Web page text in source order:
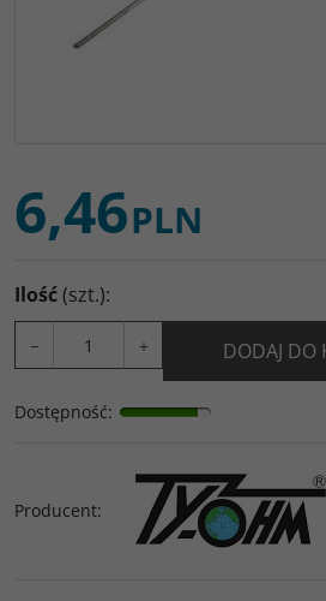
6,46PLN
Ilość(szt.):
− + DODAJ DO
Dostępność:
Producent: